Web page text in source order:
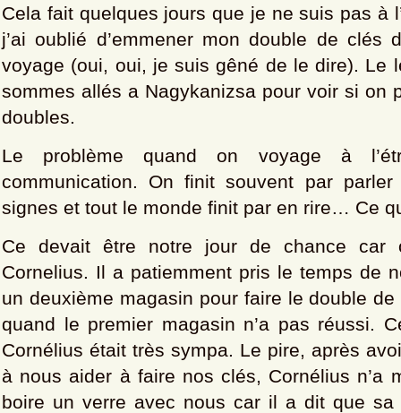
Cela fait quelques jours que je ne suis pas à
j’ai oublié d’emmener mon double de clés
voyage (oui, oui, je suis gêné de le dire). Le
sommes allés a Nagykanizsa pour voir si on
doubles.
Le problème quand on voyage à
communication. On finit souvent par
signes et tout le monde finit par en rire… Ce
Ce devait être notre jour de chance car
Cornelius. Il a patiemment pris le temps de
un deuxième magasin pour faire le double
quand le premier magasin n’a pas réussi.
Cornélius était très sympa. Le pire, après
à nous aider à faire nos clés, Cornélius n’a
boire un verre avec nous car il a dit que sa